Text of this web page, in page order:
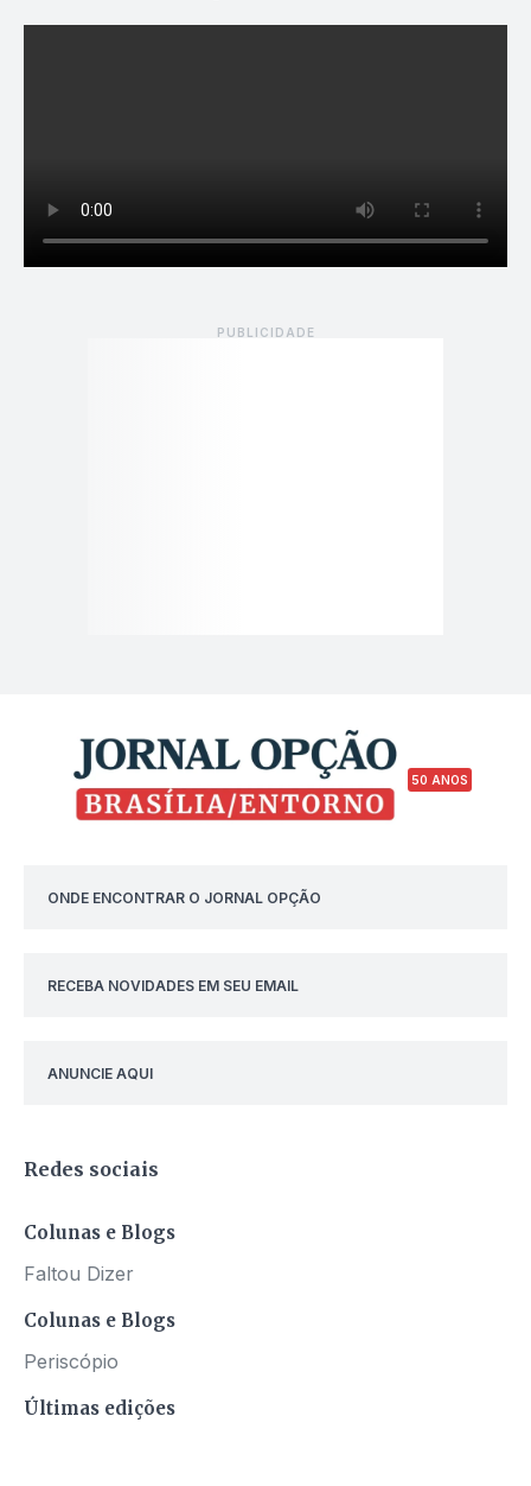
50 ANOS
ONDE ENCONTRAR O JORNAL OPÇÃO
RECEBA NOVIDADES EM SEU EMAIL
ANUNCIE AQUI
Redes sociais
Colunas e Blogs
Faltou Dizer
Colunas e Blogs
Periscópio
Últimas edições